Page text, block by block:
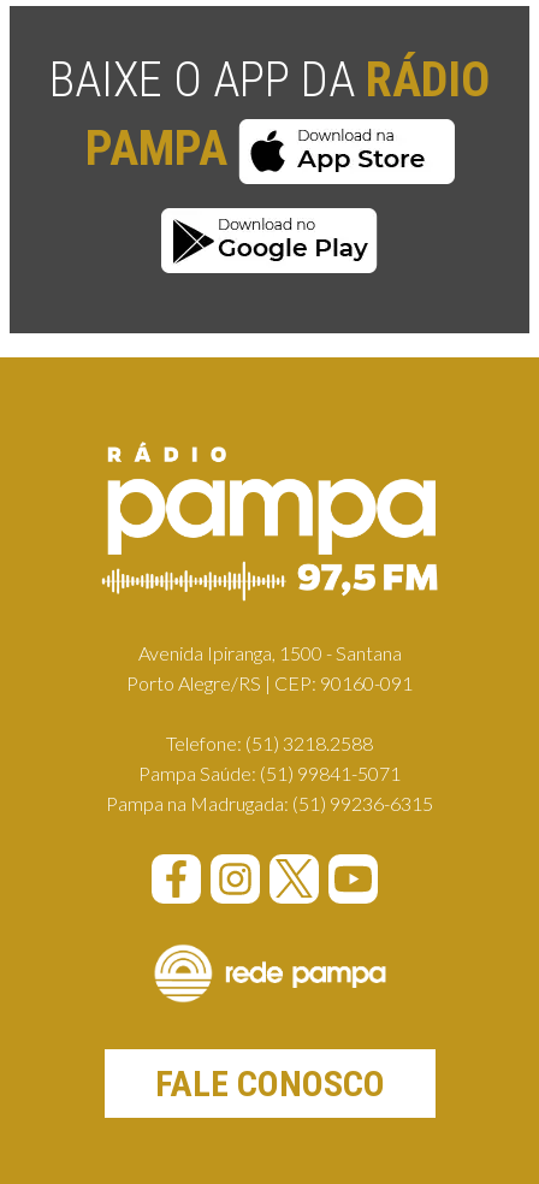
BAIXE O APP DA RÁDIO
PAMPA
Avenida Ipiranga, 1500 - Santana
Porto Alegre/RS | CEP: 90160-091
Telefone: (51) 3218.2588
Pampa Saúde: (51) 99841-5071
Pampa na Madrugada: (51) 99236-6315
FALE CONOSCO